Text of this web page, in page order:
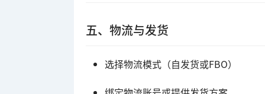
五、物流与发货
选择物流模式（自发货或FBO）